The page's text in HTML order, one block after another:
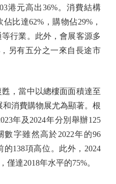
港元高出36%。消費結構
比達62%，購物佔29%，
行業。此外，會展客源多
另有五分之一來自長途市
，當中以總樓面面積達至
和消費購物展尤為顯著。根
年及2024年分別舉辦125
字雖然高於2022年的96
138項高位。此外，2024
僅達2018年水平的75%。